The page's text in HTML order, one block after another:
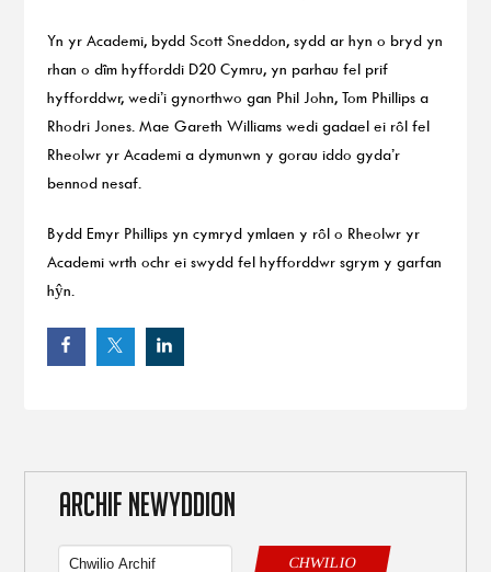
Yn yr Academi, bydd Scott Sneddon, sydd ar hyn o bryd yn
rhan o dîm hyfforddi D20 Cymru, yn parhau fel prif
hyfforddwr, wedi’i gynorthwo gan Phil John, Tom Phillips a
Rhodri Jones. Mae Gareth Williams wedi gadael ei rôl fel
Rheolwr yr Academi a dymunwn y gorau iddo gyda’r
bennod nesaf.
Bydd Emyr Phillips yn cymryd ymlaen y rôl o Rheolwr yr
Academi wrth ochr ei swydd fel hyfforddwr sgrym y garfan
hŷn.
ARCHIF NEWYDDION
CHWILIO